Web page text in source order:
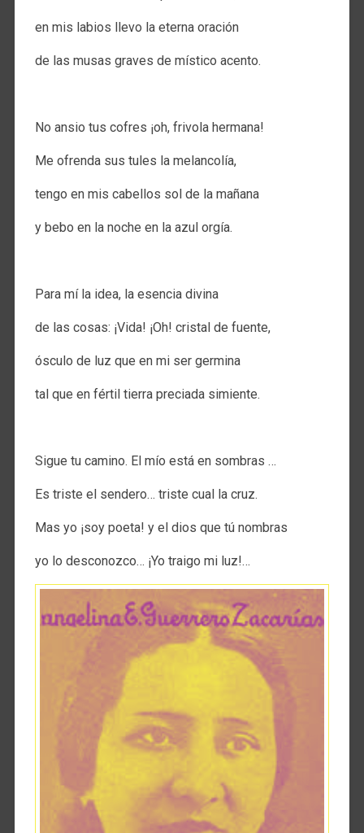
en mis labios llevo la eterna oración
de las musas graves de místico acento.
No ansio tus cofres ¡oh, frivola hermana!
Me ofrenda sus tules la melancolía,
tengo en mis cabellos sol de la mañana
y bebo en la noche en la azul orgía.
Para mí la idea, la esencia divina
de las cosas: ¡Vida! ¡Oh! cristal de fuente,
ósculo de luz que en mi ser germina
tal que en fértil tierra preciada simiente.
Sigue tu camino. El mío está en sombras …
Es triste el sendero… triste cual la cruz.
Mas yo ¡soy poeta! y el dios que tú nombras
yo lo desconozco… ¡Yo traigo mi luz!…